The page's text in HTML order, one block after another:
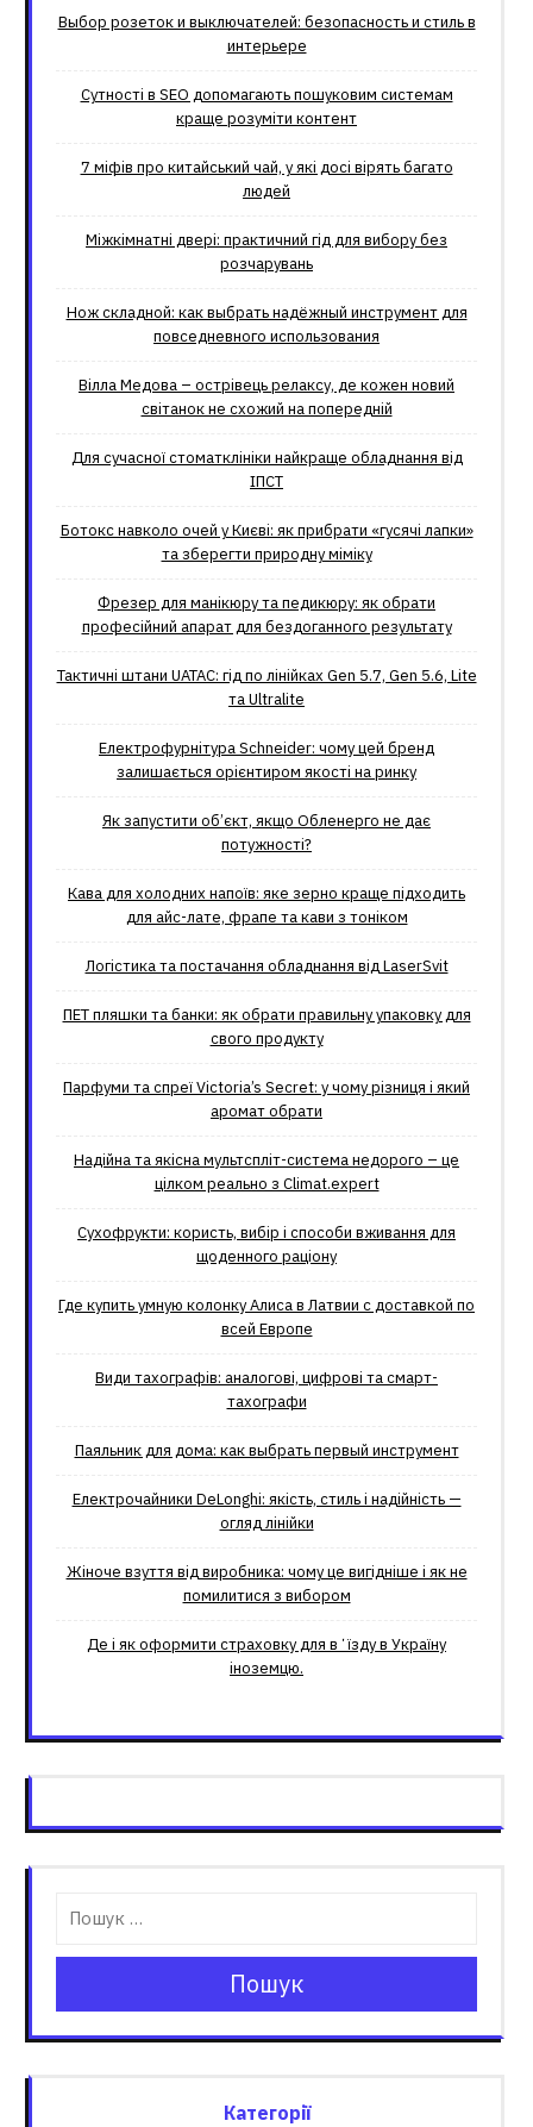
Выбор розеток и выключателей: безопасность и стиль в
интерьере
Сутності в SEO допомагають пошуковим системам
краще розуміти контент
7 міфів про китайський чай, у які досі вірять багато
людей
Міжкімнатні двері: практичний гід для вибору без
розчарувань
Нож складной: как выбрать надёжный инструмент для
повседневного использования
Вілла Медова – острівець релаксу, де кожен новий
світанок не схожий на попередній
Для сучасної стоматклініки найкраще обладнання від
ІПСТ
Ботокс навколо очей у Києві: як прибрати «гусячі лапки»
та зберегти природну міміку
Фрезер для манікюру та педикюру: як обрати
професійний апарат для бездоганного результату
Тактичні штани UATAC: гід по лінійках Gen 5.7, Gen 5.6, Lite
та Ultralite
Електрофурнітура Schneider: чому цей бренд
залишається орієнтиром якості на ринку
Як запустити об’єкт, якщо Обленерго не дає
потужності?
Кава для холодних напоїв: яке зерно краще підходить
для айс-лате, фрапе та кави з тоніком
Логістика та постачання обладнання від LaserSvit
ПЕТ пляшки та банки: як обрати правильну упаковку для
свого продукту
Парфуми та спреї Victoria’s Secret: у чому різниця і який
аромат обрати
Надійна та якісна мультспліт-система недорого – це
цілком реально з Climat.еxpert
Сухофрукти: користь, вибір і способи вживання для
щоденного раціону
Где купить умную колонку Алиса в Латвии с доставкой по
всей Европе
Види тахографів: аналогові, цифрові та смарт-
тахографи
Паяльник для дома: как выбрать первый инструмент
Електрочайники DeLonghi: якість, стиль і надійність —
огляд лінійки
Жіноче взуття від виробника: чому це вигідніше і як не
помилитися з вибором
Де і як оформити страховку для вʼїзду в Україну
іноземцю.
Пошук
Категорії